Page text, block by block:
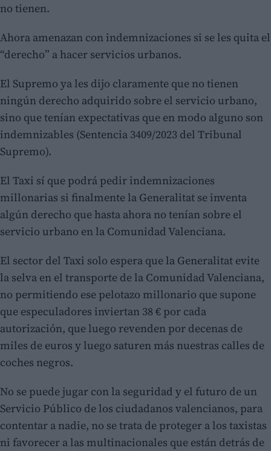
no tienen.
Ahora amenazan con indemnizaciones si se les quita el
“derecho” a hacer servicios urbanos.
El Supremo ya les dijo claramente que no tienen
ningún derecho adquirido sobre el servicio urbano,
sino que tenían expectativas que en modo alguno son
indemnizables (Sentencia 3409/2023 del Tribunal
Supremo).
El Taxi sí que podrá pedir indemnizaciones
millonarias si finalmente la Generalitat se inventa
algún derecho que hasta ahora no tenían sobre el
servicio urbano en la Comunidad Valenciana.
El sector del Taxi solo espera que la Generalitat evite
la selva en el transporte de la Comunidad Valenciana,
no permitiendo ese pelotazo millonario que supone
que especuladores inviertan 38 € por cada
autorización, que luego revenden por decenas de
miles de euros y luego saturen más nuestras calles de
coches negros.
No se puede jugar con la seguridad y el futuro de un
Servicio Público de los ciudadanos valencianos, para
contentar a nadie, no se trata de proteger a los taxistas
ni favorecer a las multinacionales que están detrás de